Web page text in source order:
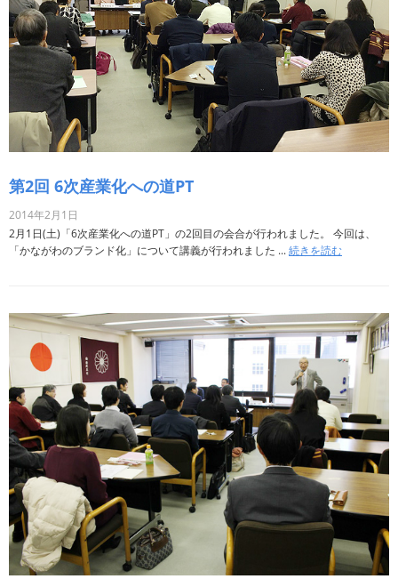
第2回 6次産業化への道PT
2014年2月1日
2月1日(土)「6次産業化への道PT」の2回目の会合が行われました。 今回は、
「かながわのブランド化」について講義が行われました ...続きを読む